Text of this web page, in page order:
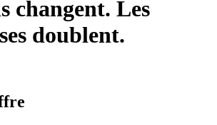
changent. Les
doublent.